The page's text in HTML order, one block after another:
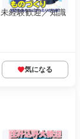
経験歓迎／知識
気になる